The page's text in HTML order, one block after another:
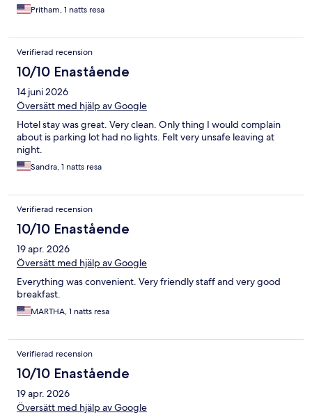
Pritham, 1 natts resa
Verifierad recension
10/10 Enastående
14 juni 2026
Översätt med hjälp av Google
Hotel stay was great. Very clean. Only thing I would complain
about is parking lot had no lights. Felt very unsafe leaving at
night.
Sandra, 1 natts resa
Verifierad recension
10/10 Enastående
19 apr. 2026
Översätt med hjälp av Google
Everything was convenient. Very friendly staff and very good
breakfast.
MARTHA, 1 natts resa
Verifierad recension
10/10 Enastående
19 apr. 2026
Översätt med hjälp av Google